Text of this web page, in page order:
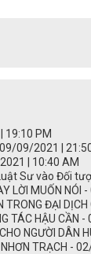
19:10 PM
09/09/2021 |
| 10:40 AM
Sư vào Đối
LỜI MUỐN
TRONG ĐẠI
TÁC HẬU CẦN
NGƯỜI
NHƠN TRẠCH -